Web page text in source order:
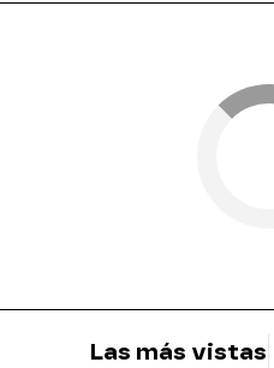
Las más vistas